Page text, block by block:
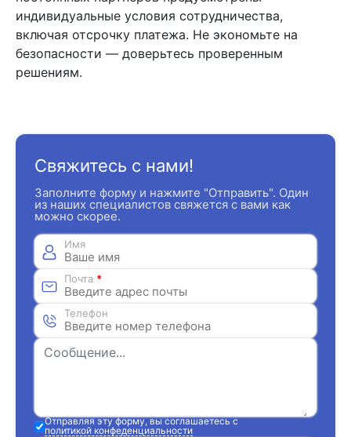
индивидуальные условия сотрудничества,
включая отсрочку платежа. Не экономьте на
безопасности — доверьтесь проверенным
решениям.
Свяжитесь с нами!
Заполните форму и нажмите "Отправить". Один
из наших специалистов свяжется с вами как
можно скорее.
Имя
Почта *
Телефон
Отправляя эту форму, вы соглашаетесь с
политикой конфеденциальности